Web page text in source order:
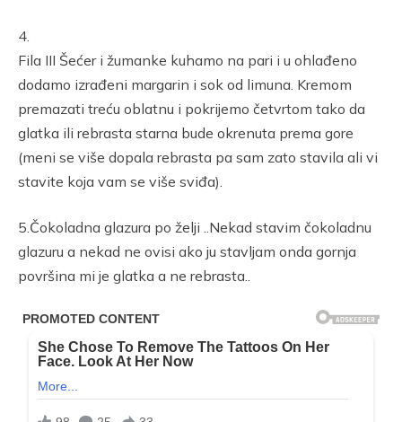
4.
Fila III Šećer i žumanke kuhamo na pari i u ohlađeno
dodamo izrađeni margarin i sok od limuna. Kremom
premazati treću oblatnu i pokrijemo četvrtom tako da
glatka ili rebrasta starna bude okrenuta prema gore
(meni se više dopala rebrasta pa sam zato stavila ali vi
stavite koja vam se više sviđa).
5.Čokoladna glazura po želji ..Nekad stavim čokoladnu
glazuru a nekad ne ovisi ako ju stavljam onda gornja
površina mi je glatka a ne rebrasta..